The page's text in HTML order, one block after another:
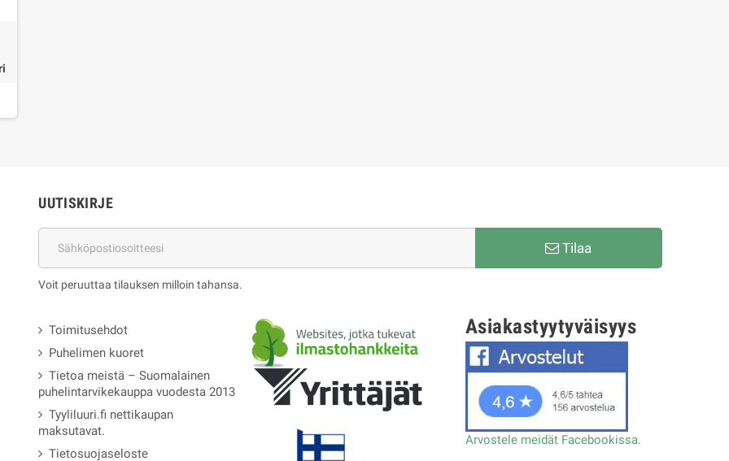
UUTISKIRJE
Tilaa
Voit peruuttaa tilauksen milloin tahansa.
Toimitusehdot
Puhelimen kuoret
Tietoa meistä – Suomalainen
puhelintarvikekauppa vuodesta 2013
Tyyliluuri.fi nettikaupan
maksutavat.
Tietosuojaseloste
Asiakastyytyväisyys
Arvostele meidät Facebookissa.